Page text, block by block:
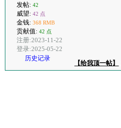
发帖: 42
威望: 42 点
金钱: 368 RMB
贡献值: 42 点
注册:2023-11-22
登录:2025-05-22
历史记录
【给我顶一帖】